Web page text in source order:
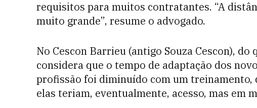
requisitos para muitos contratantes. “A
muito grande”, resume o advogado.
No Cescon Barrieu (antigo Souza Cescon), do
considera que o tempo de adaptação dos
profissão foi diminuído com um treinamento,
elas teriam, eventualmente, acesso, mas em